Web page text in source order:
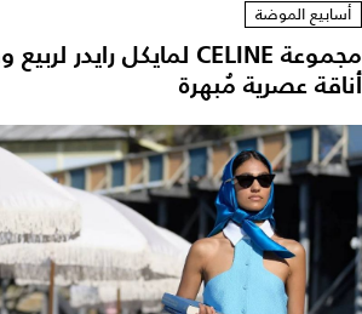
أسابيع الموضة
عصرية مُبهرة